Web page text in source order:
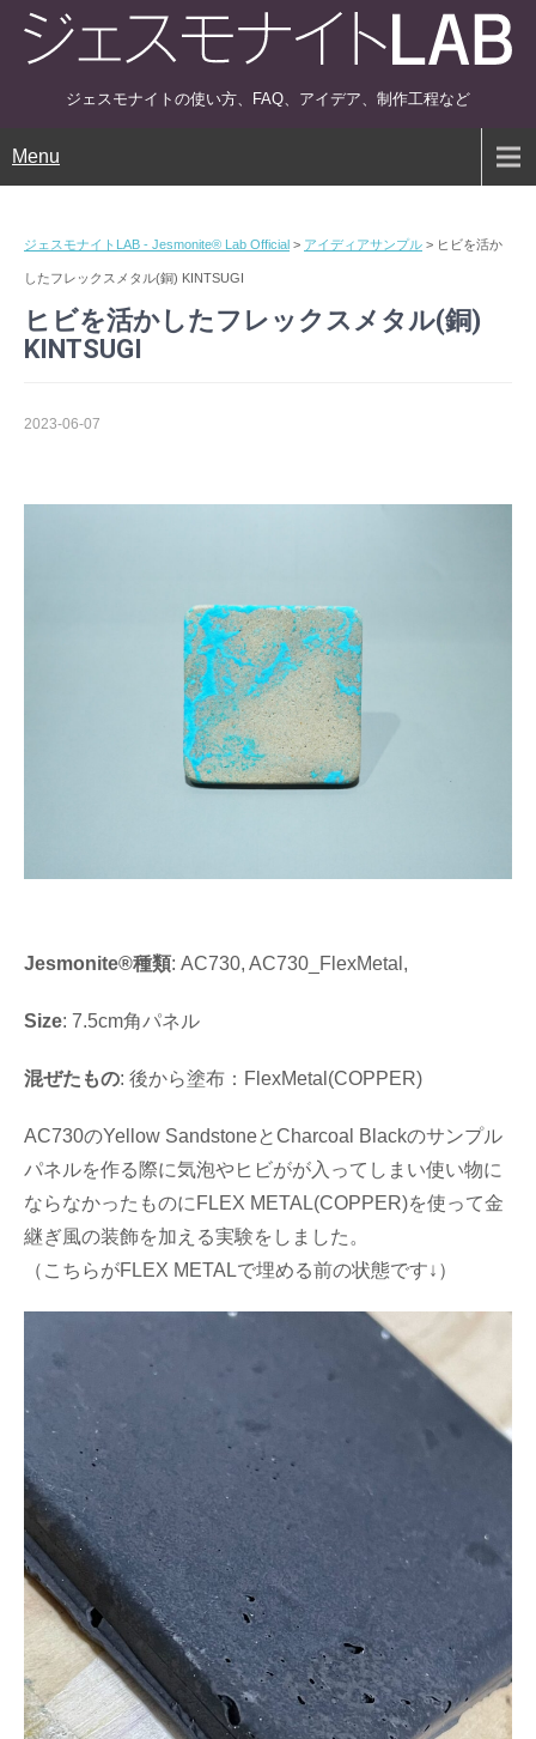
ジェスモナイトの使い方、FAQ、アイデア、制作工程など
Menu
ジェスモナイトLAB - Jesmonite® Lab Official > アイディアサンプル > ヒビを活か
したフレックスメタル(銅) KINTSUGI
ヒビを活かしたフレックスメタル(銅)
KINTSUGI
2023-06-07
Jesmonite®種類: AC730, AC730_FlexMetal,
Size: 7.5cm角パネル
混ぜたもの: 後から塗布：FlexMetal(COPPER)
AC730のYellow SandstoneとCharcoal Blackのサンプル
パネルを作る際に気泡やヒビがが入ってしまい使い物に
ならなかったものにFLEX METAL(COPPER)を使って金
継ぎ風の装飾を加える実験をしました。
（こちらがFLEX METALで埋める前の状態です↓）